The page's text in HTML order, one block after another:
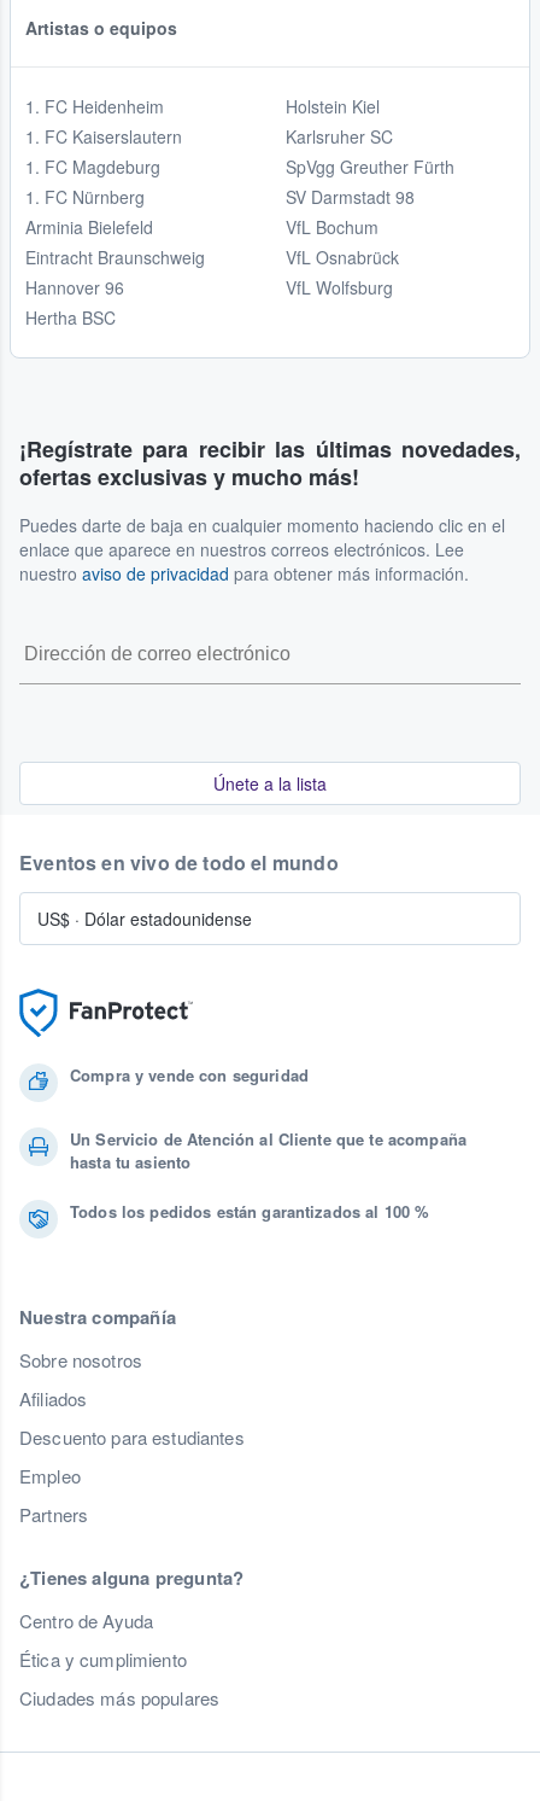
Artistas o equipos
1. FC Heidenheim
1. FC Kaiserslautern
1. FC Magdeburg
1. FC Nürnberg
Arminia Bielefeld
Eintracht Braunschweig
Hannover 96
Hertha BSC
Holstein Kiel
Karlsruher SC
SpVgg Greuther Fürth
SV Darmstadt 98
VfL Bochum
VfL Osnabrück
VfL Wolfsburg
¡Regístrate para recibir las últimas novedades,
ofertas exclusivas y mucho más!
Puedes darte de baja en cualquier momento haciendo clic en el
enlace que aparece en nuestros correos electrónicos. Lee
nuestro aviso de privacidad para obtener más información.
Únete a la lista
Compra y vende con seguridad
Un Servicio de Atención al Cliente que te acompaña
hasta tu asiento
Todos los pedidos están garantizados al 100 %
Nuestra compañía
Sobre nosotros
Afiliados
Descuento para estudiantes
Empleo
Partners
¿Tienes alguna pregunta?
Centro de Ayuda
Ética y cumplimiento
Ciudades más populares
Eventos en vivo de todo el mundo
US$ · Dólar estadounidense